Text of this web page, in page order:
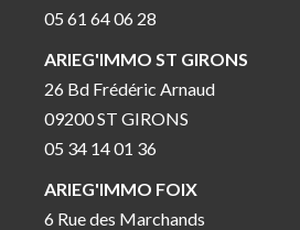
05 61 64 06 28
ARIEG'IMMO ST GIRONS
26 Bd Frédéric Arnaud
09200 ST GIRONS
05 34 14 01 36
ARIEG'IMMO FOIX
6 Rue des Marchands